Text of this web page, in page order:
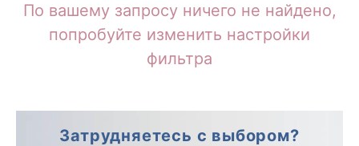
По вашему запросу ничего не найдено,
попробуйте изменить настройки
фильтра
Затрудняетесь с выбором?